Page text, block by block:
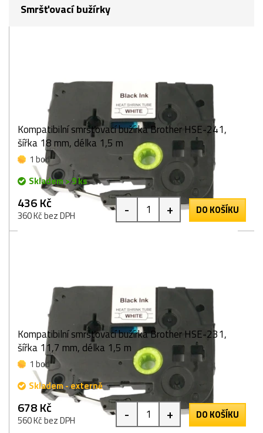
Smršťovací bužírky
Kompatibilní smršťovací bužírka Brother HSE-241,
šířka 18 mm, délka 1,5 m
1 bod
Skladem > 9 ks
436 Kč
360 Kč bez DPH - + DO KOŠÍKU
Kompatibilní smršťovací bužírka Brother HSE-231,
šířka 11,7 mm, délka 1,5 m
1 bod
Skladem - externě
678 Kč
560 Kč bez DPH - + DO KOŠÍKU